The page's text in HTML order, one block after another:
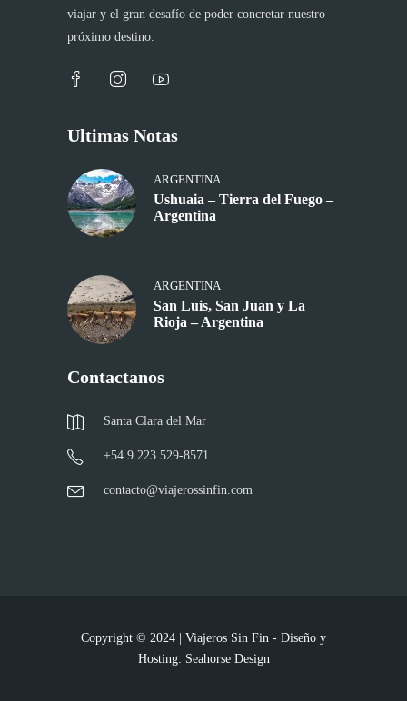
viajar y el gran desafío de poder concretar nuestro
próximo destino.
Ultimas Notas
ARGENTINA
Ushuaia – Tierra del Fuego –
Argentina
ARGENTINA
San Luis, San Juan y La
Rioja – Argentina
Contactanos
Santa Clara del Mar
+54 9 223 529-8571
contacto@viajerossinfin.com
Copyright © 2024 | Viajeros Sin Fin - Diseño y
Hosting: Seahorse Design